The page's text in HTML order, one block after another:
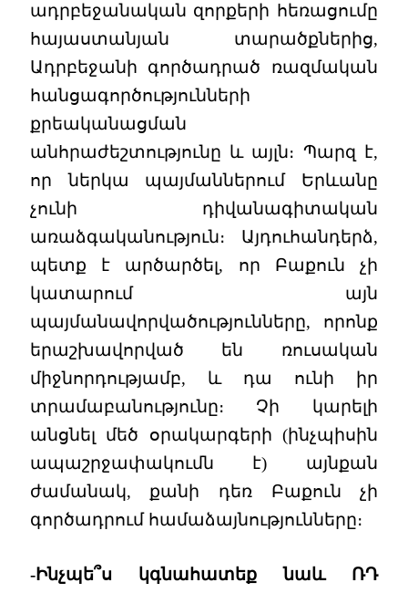
ադրբեջանական զորքերի հեռացումը
հայաստանյան տարածքներից,
Ադրբեջանի գործադրած ռազմական
հանցագործությունների
քրեականացման
անհրաժեշտությունը և այլն։ Պարզ է,
որ ներկա պայմաններում Երևանը
չունի դիվանագիտական
առաձգականություն։ Այդուհանդերձ,
պետք է արծարծել, որ Բաքուն չի
կատարում այն
պայմանավորվածությունները, որոնք
երաշխավորված են ռուսական
միջնորդությամբ, և դա ունի իր
տրամաբանությունը։ Չի կարելի
անցնել մեծ օրակարգերի (ինչպիսին
ապաշրջափակումն է) այնքան
ժամանակ, քանի դեռ Բաքուն չի
գործադրում համաձայնությունները։
-Ինչպե՞ս կգնահատեք նաև ՌԴ